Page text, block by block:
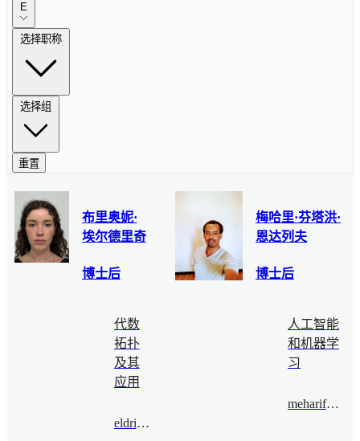
E
选择职称
选择组
重置
布里奥妮·
埃尔德里奇
博士后
代数
拓扑
及其
应用
eldridge@bimsa.cn
梅哈里·芬塔洪·
恩达列夫
博士后
人工智能
和机器学
习
meharifentahun@bimsa.cn